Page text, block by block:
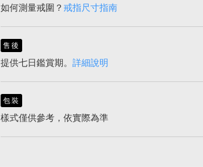
如何測量戒圍？ 戒指尺寸指南
售後
提供七日鑑賞期。 詳細說明
包裝
樣式僅供參考，依實際為準